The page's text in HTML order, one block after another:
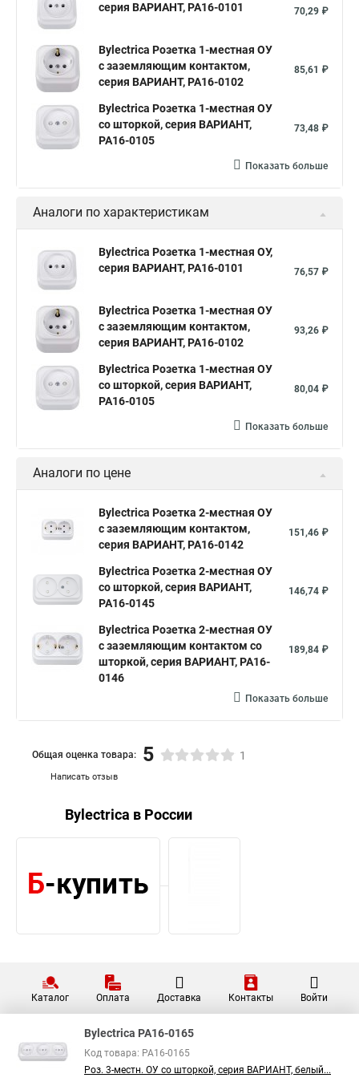
серия ВАРИАНТ, РА16-0101
70,29 ₽
Bylectrica Розетка 1-местная ОУ
с заземляющим контактом,
серия ВАРИАНТ, РА16-0102
85,61 ₽
Bylectrica Розетка 1-местная ОУ
со шторкой, серия ВАРИАНТ,
РА16-0105
73,48 ₽
Показать больше
Аналоги по характеристикам
Bylectrica Розетка 1-местная ОУ,
серия ВАРИАНТ, РА16-0101
76,57 ₽
Bylectrica Розетка 1-местная ОУ
с заземляющим контактом,
серия ВАРИАНТ, РА16-0102
93,26 ₽
Bylectrica Розетка 1-местная ОУ
со шторкой, серия ВАРИАНТ,
РА16-0105
80,04 ₽
Показать больше
Аналоги по цене
Bylectrica Розетка 2-местная ОУ
с заземляющим контактом,
серия ВАРИАНТ, РА16-0142
151,46 ₽
Bylectrica Розетка 2-местная ОУ
со шторкой, серия ВАРИАНТ,
РА16-0145
146,74 ₽
Bylectrica Розетка 2-местная ОУ
с заземляющим контактом со
шторкой, серия ВАРИАНТ, РА16-
0146
189,84 ₽
Показать больше
Написать отзыв
Общая оценка товара: 5 1
Bylectrica в России
Каталог Оплата Доставка Контакты Войти
Bylectrica РА16-0165
Код товара: РА16-0165
Роз. 3-местн. ОУ со шторкой, серия ВАРИАНТ, белый...